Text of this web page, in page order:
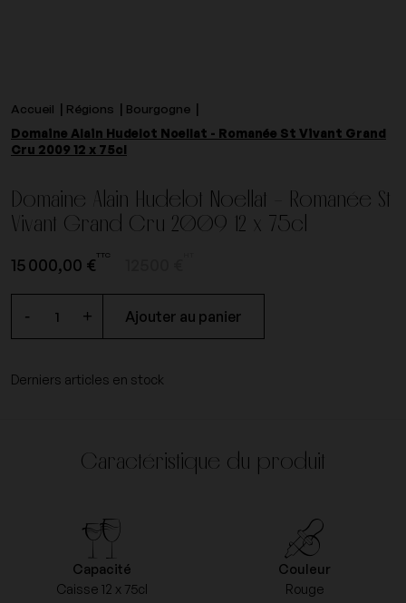
Accueil Régions
Bourgogne
Domaine Alain Hudelot Noellat - Romanée St Vivant Grand
Cru 2009 12 x 75cl
Domaine Alain Hudelot Noellat - Romanée St
Vivant Grand Cru 2009 12 x 75cl
15 000,00 € TTC
+
- Ajouter au panier
Derniers articles en stock
Caractéristique du produit
Capacité
Caisse 12 x 75cl
Couleur
Rouge